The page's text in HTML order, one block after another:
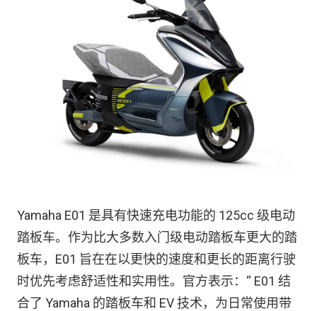
Yamaha E01 是具有快速充电功能的 125cc 级电动
踏板车。作为比大多数入门级电动踏板车更大的踏
板车，E01 旨在在以更快的速度和更长的距离行驶
时优先考虑舒适性和实用性。官方表示：“ E01 结
合了 Yamaha 的踏板车和 EV 技术，为日常使用带